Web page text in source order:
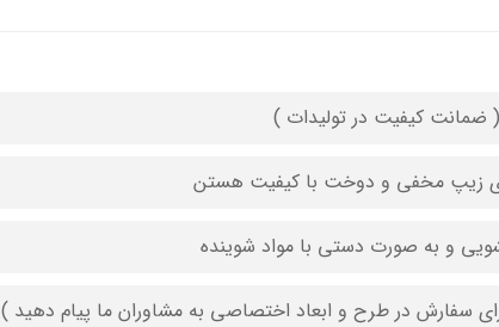
ضمانت کیفیت در تولیدات )
زیپ مخفی و دوخت با کیفیت هستن
و به صورت دستی با مواد شوینده
سفارش در طرح و ابعاد اختصاصی به مشاوران ما پیام دهید )